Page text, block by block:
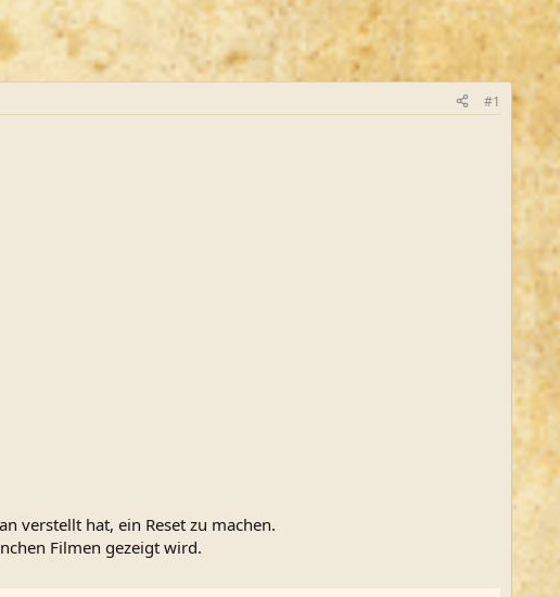
#1
verstellt hat, ein Reset zu machen.
Filmen gezeigt wird.